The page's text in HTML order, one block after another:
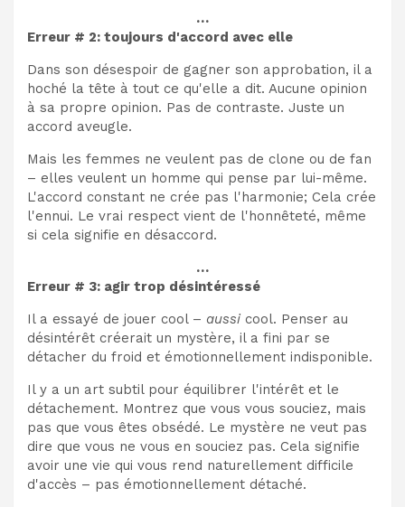
…
Erreur # 2: toujours d'accord avec elle
Dans son désespoir de gagner son approbation, il a
hoché la tête à tout ce qu'elle a dit. Aucune opinion
à sa propre opinion. Pas de contraste. Juste un
accord aveugle.
Mais les femmes ne veulent pas de clone ou de fan
– elles veulent un homme qui pense par lui-même.
L'accord constant ne crée pas l'harmonie; Cela crée
l'ennui. Le vrai respect vient de l'honnêteté, même
si cela signifie en désaccord.
…
Erreur # 3: agir trop désintéressé
Il a essayé de jouer cool – aussi cool. Penser au
désintérêt créerait un mystère, il a fini par se
détacher du froid et émotionnellement indisponible.
Il y a un art subtil pour équilibrer l'intérêt et le
détachement. Montrez que vous vous souciez, mais
pas que vous êtes obsédé. Le mystère ne veut pas
dire que vous ne vous en souciez pas. Cela signifie
avoir une vie qui vous rend naturellement difficile
d'accès – pas émotionnellement détaché.